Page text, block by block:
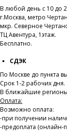
В любой день с 10 до
г.Москва, метро
мкр. Северное
ТЦ Авентура, 1этаж.
Бесплатно.
СДЭК
По Москве до пункта
Срок 1-2 рабочих дня.
В ближайшие
Оплата:
Возможно оплата:
-при получении
-предоплата (онлайн-